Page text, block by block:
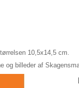
10,5x14,5 cm.
og billeder af